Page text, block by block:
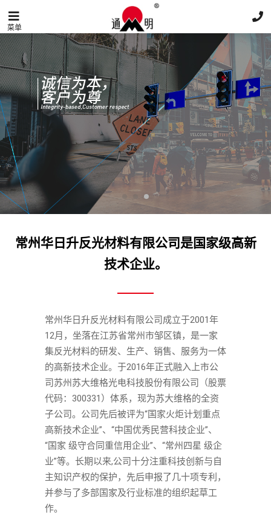
菜单
常州华日升反光材料有限公司是国家级高新
技术企业。
常州华日升反光材料有限公司成立于2001年
12月，坐落在江苏省常州市邹区镇，是一家
集反光材料的研发、生产、销售、服务为一体
的高新技术企业。于2016年正式融入上市公
司苏州苏大维格光电科技股份有限公司（股票
代码：300331）体系，现为苏大维格的全资
子公司。公司先后被评为“国家火炬计划重点
高新技术企业”、“中国优秀民营科技企业”、
“国家 级守合同重信用企业”、“常州四星 级企
业”等。长期以来,公司十分注重科技创新与自
主知识产权的保护，先后申报了几十项专利，
并参与了多部国家及行业标准的组织起草工
作。